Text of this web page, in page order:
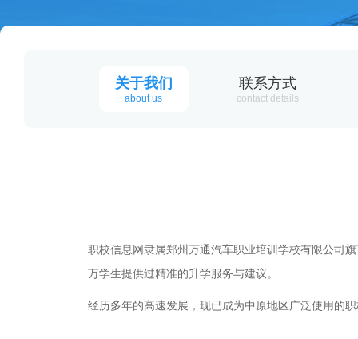
关于我们
about us
联系方式
contact details
职校信息网隶属郑州万通汽车职业培训学校有限公司
万学生提供过精准的升学服务与建议。
经历多年的高速发展，现已成为中原地区广泛使用的